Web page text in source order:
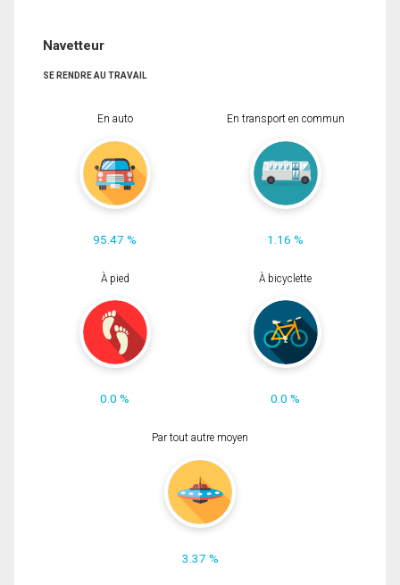
Navetteur
SE RENDRE AU TRAVAIL
En auto
95.47 %
En transport en commun
1.16 %
À pied
0.0 %
À bicyclette
0.0 %
Par tout autre moyen
3.37 %